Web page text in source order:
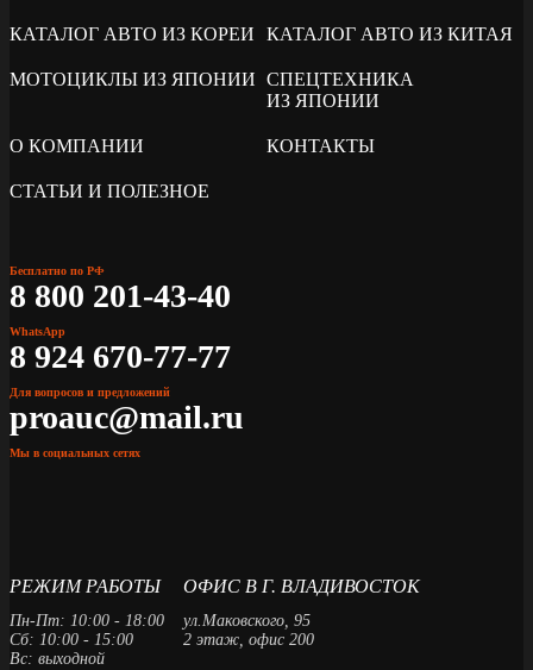
КАТАЛОГ АВТО ИЗ КОРЕИ КАТАЛОГ АВТО ИЗ КИТАЯ
МОТОЦИКЛЫ ИЗ ЯПОНИИ СПЕЦТЕХНИКА
ИЗ ЯПОНИИ
О КОМПАНИИ КОНТАКТЫ
СТАТЬИ И ПОЛЕЗНОЕ
Бесплатно по РФ
8 800 201-43-40
WhatsApp
8 924 670-77-77
Для вопросов и предложений
proauc@mail.ru
Мы в социальных сетях
РЕЖИМ РАБОТЫ
Пн-Пт: 10:00 - 18:00
Сб: 10:00 - 15:00
Вс: выходной
ОФИС В Г. ВЛАДИВОСТОК
ул.Маковского, 95
2 этаж, офис 200